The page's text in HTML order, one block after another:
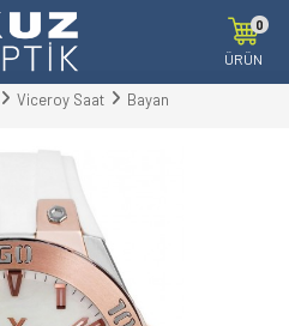
0
ÜRÜN
Viceroy Saat Bayan